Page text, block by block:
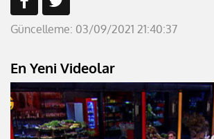
Güncelleme: 03/09/2021 21:40:37
En Yeni Videolar